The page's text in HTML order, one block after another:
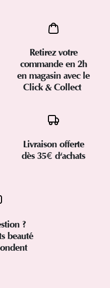
Retirez votre
commande en 2h
en magasin avec le
Click & Collect
Livraison offerte
dès 35€ d'achats
?
beauté